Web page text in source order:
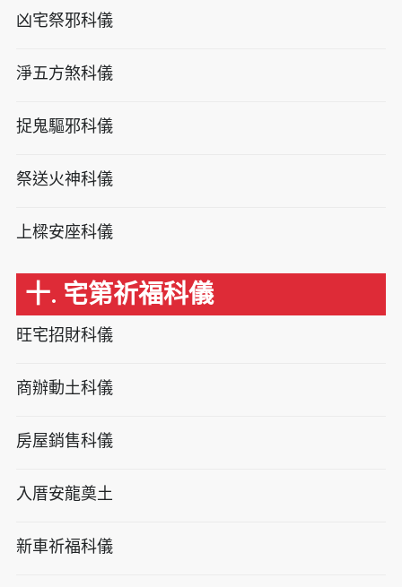
凶宅祭邪科儀
淨五方煞科儀
捉鬼驅邪科儀
祭送火神科儀
上樑安座科儀
十. 宅第祈福科儀
旺宅招財科儀
商辦動土科儀
房屋銷售科儀
入厝安龍奠土
新車祈福科儀